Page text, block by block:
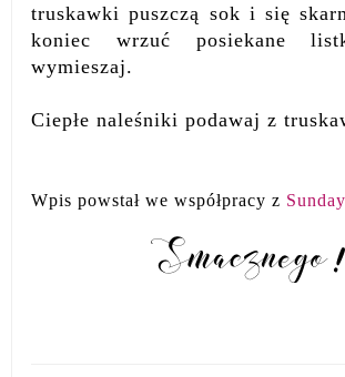
truskawki puszczą sok i się
koniec wrzuć posiekane
wymieszaj.
Ciepłe naleśniki podawaj z
Wpis powstał we współpracy z